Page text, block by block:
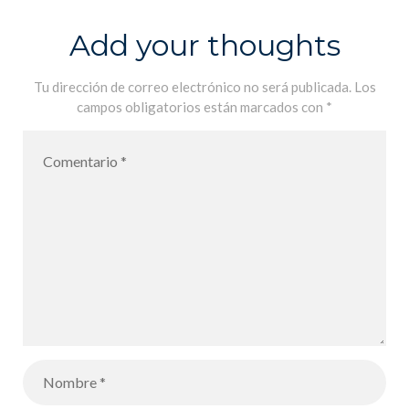
Add your thoughts
Tu dirección de correo electrónico no será publicada. Los
campos obligatorios están marcados con *